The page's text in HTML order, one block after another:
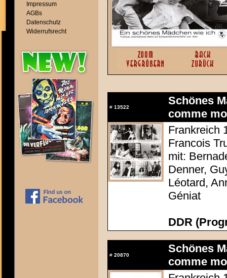
Impressum
AGBs
Datenschutz
Widerrufsrecht
# 13522
Schönes
comme
Frankreich
Francois
mit:
Denner,
Léotard,
Géniat
DDR
# 20870
Schönes
comme